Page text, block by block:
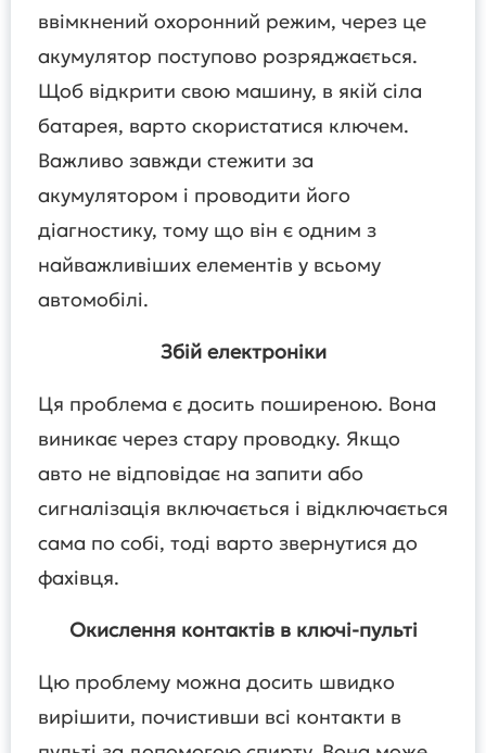
ввімкнений охоронний режим, через це
акумулятор поступово розряджається.
Щоб відкрити свою машину, в якій сіла
батарея, варто скористатися ключем.
Важливо завжди стежити за
акумулятором і проводити його
діагностику, тому що він є одним з
найважливіших елементів у всьому
автомобілі.
Збій електроніки
Ця проблема є досить поширеною. Вона
виникає через стару проводку. Якщо
авто не відповідає на запити або
сигналізація включається і відключається
сама по собі, тоді варто звернутися до
фахівця.
Окислення контактів в ключі-пульті
Цю проблему можна досить швидко
вирішити, почистивши всі контакти в